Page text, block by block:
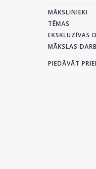
MĀKSLINIEKI
TĒMAS
EKSKLUZĪVAS
MĀKSLAS
PIEDĀVĀT